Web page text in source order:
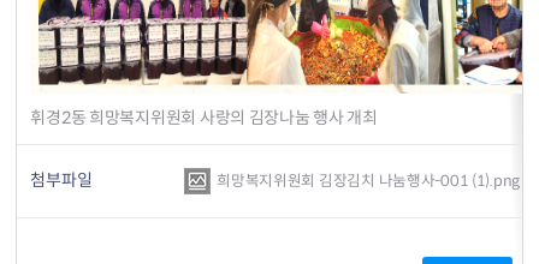
휘경2동 희망복지위원회 사랑의 김장나눔 행사 개최
첨부파일 희망복지위원회 김장김치 나눔행사-001 (1).png